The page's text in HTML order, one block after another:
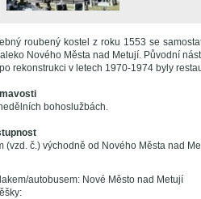
roubený kostel z roku 1553 se
Nového Města nad Metují. Původní
rekonstrukci v letech 1970-1974 byly
bohoslužbách.
(vzd. č.) východně od Nového Města nad
autobusem: Nové Město nad Metují